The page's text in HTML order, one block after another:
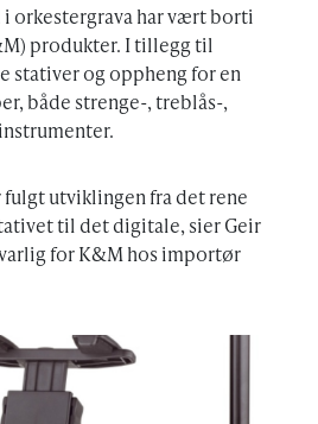
orkestergrava har vært borti
produkter. I tillegg til
stativer og oppheng for en
både strenge-, treblås-,
fulgt utviklingen fra det rene
til det digitale, sier Geir
for K&M hos importør